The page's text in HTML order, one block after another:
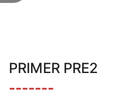
PRIMER PRE2
-------